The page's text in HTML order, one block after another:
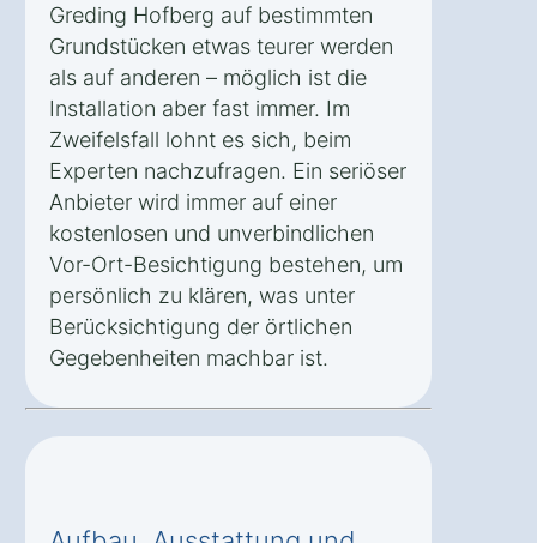
Greding Hofberg auf bestimmten
Grundstücken etwas teurer werden
als auf anderen – möglich ist die
Installation aber fast immer. Im
Zweifelsfall lohnt es sich, beim
Experten nachzufragen. Ein seriöser
Anbieter wird immer auf einer
kostenlosen und unverbindlichen
Vor-Ort-Besichtigung bestehen, um
persönlich zu klären, was unter
Berücksichtigung der örtlichen
Gegebenheiten machbar ist.